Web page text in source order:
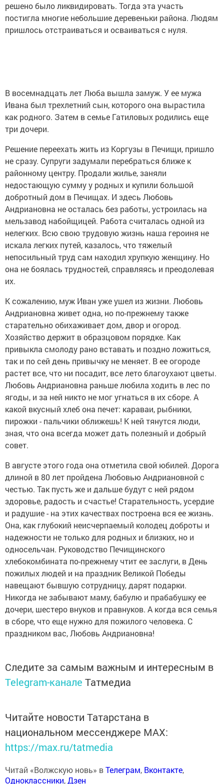
решено было ликвидировать. Тогда эта участь
постигла многие небольшие деревеньки района. Людям
пришлось отстраиваться и осваиваться с нуля.
В восемнадцать лет Люба вышла замуж. У ее мужа
Ивана был трехлетний сын, которого она вырастила
как родного. Затем в семье Гатиловых родились еще
три дочери.
Решение переехать жить из Коргузы в Печищи, пришло
не сразу. Супруги задумали перебраться ближе к
районному центру. Продали жилье, заняли
недостающую сумму у родных и купили большой
добротный дом в Печищах. И здесь Любовь
Андриановна не осталась без работы, устроилась на
мельзавод набойщицей. Работа считалась одной из
нелегких. Всю свою трудовую жизнь наша героиня не
искала легких путей, казалось, что тяжелый
непосильный труд сам находил хрупкую женщину. Но
она не боялась трудностей, справляясь и преодолевая
их.
К сожалению, муж Иван уже ушел из жизни. Любовь
Андриановна живет одна, но по-прежнему также
старательно обихаживает дом, двор и огород.
Хозяйство держит в образцовом порядке. Как
привыкла смолоду рано вставать и поздно ложиться,
так и по сей день привычку не меняет. В ее огороде
растет все, что ни посадит, все лето благоухают цветы.
Любовь Андриановна раньше любила ходить в лес по
ягоды, и за ней никто не мог угнаться в их сборе. А
какой вкусный хлеб она печет: караваи, рыбники,
пирожки - пальчики оближешь! К ней тянутся люди,
зная, что она всегда может дать полезный и добрый
совет.
В августе этого года она отметила свой юбилей. Дорога
длиной в 80 лет пройдена Любовью Андриановной с
честью. Так пусть же и дальше будут с ней рядом
здоровье, радость и счастье! Старательность, усердие
и радушие - на этих качествах построена вся ее жизнь.
Она, как глубокий неисчерпаемый колодец доброты и
надежности не только для родных и близких, но и
односельчан. Руководство Печищинского
хлебокомбината по-прежнему чтит ее заслуги, в День
пожилых людей и на праздник Великой Победы
навещают бывшую сотрудницу, дарят подарки.
Никогда не забывают маму, бабулю и прабабушку ее
дочери, шестеро внуков и правнуков. А когда вся семья
в сборе, что еще нужно для пожилого человека. С
праздником вас, Любовь Андриановна!
Следите за самым важным и интересным в
Telegram-канале Татмедиа
Читайте новости Татарстана в
национальном мессенджере MАХ:
https://max.ru/tatmedia
Читай «Волжскую новь» вТелеграм, Вконтакте,
Одноклассники,Дзен